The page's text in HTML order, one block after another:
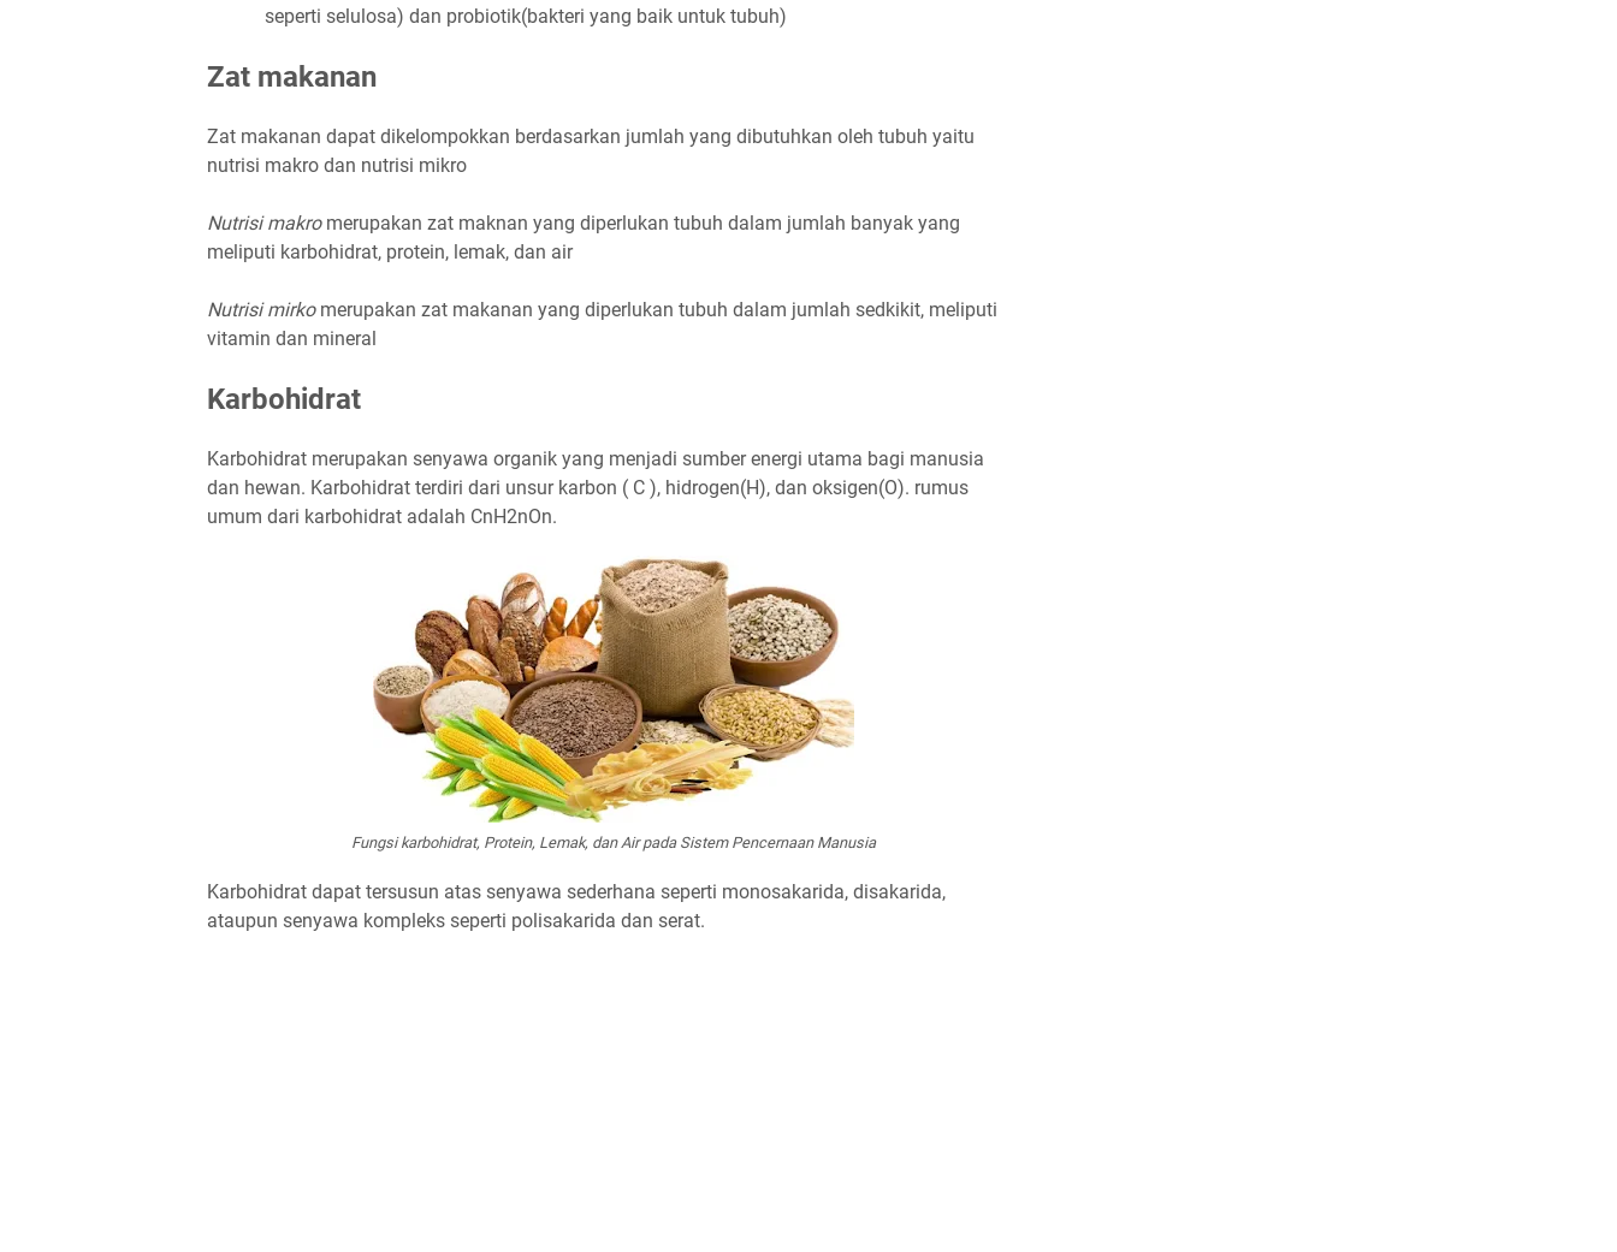
seperti selulosa) dan probiotik(bakteri yang baik untuk tubuh)
Zat makanan
Zat makanan dapat dikelompokkan berdasarkan jumlah yang dibutuhkan oleh tubuh yaitu
nutrisi makro dan nutrisi mikro
Nutrisi makromerupakan zat maknan yang diperlukan tubuh dalam jumlah banyak yang
meliputi karbohidrat, protein, lemak, dan air
Nutrisi mirkomerupakan zat makanan yang diperlukan tubuh dalam jumlah sedkikit, meliputi
vitamin dan mineral
Karbohidrat
Karbohidrat merupakan senyawa organik yang menjadi sumber energi utama bagi manusia
dan hewan. Karbohidrat terdiri dari unsur karbon ( C ), hidrogen(H), dan oksigen(O). rumus
umum dari karbohidrat adalah CnH2nOn.
Fungsi karbohidrat, Protein, Lemak, dan Air pada Sistem Pencernaan Manusia
Karbohidrat dapat tersusun atas senyawa sederhana seperti monosakarida, disakarida,
ataupun senyawa kompleks seperti polisakarida dan serat.